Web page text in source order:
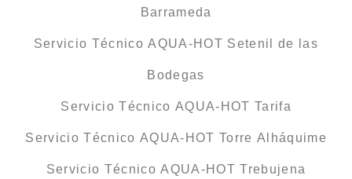
Barrameda
Servicio Técnico AQUA-HOT Setenil de las
Bodegas
Servicio Técnico AQUA-HOT Tarifa
Servicio Técnico AQUA-HOT Torre Alháquime
Servicio Técnico AQUA-HOT Trebujena